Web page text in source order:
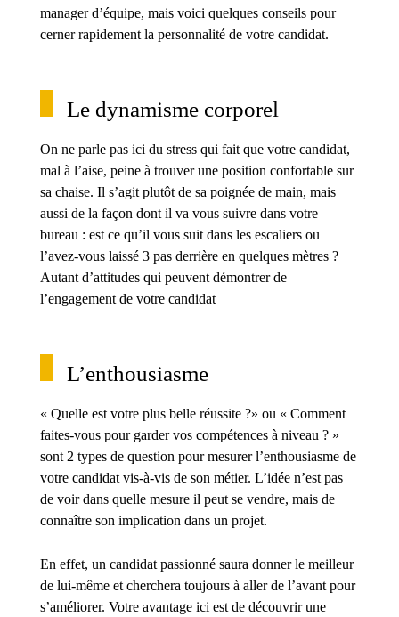
manager d’équipe, mais voici quelques conseils pour
cerner rapidement la personnalité de votre candidat.
Le dynamisme corporel
On ne parle pas ici du stress qui fait que votre candidat,
mal à l’aise, peine à trouver une position confortable sur
sa chaise. Il s’agit plutôt de sa poignée de main, mais
aussi de la façon dont il va vous suivre dans votre
bureau : est ce qu’il vous suit dans les escaliers ou
l’avez-vous laissé 3 pas derrière en quelques mètres ?
Autant d’attitudes qui peuvent démontrer de
l’engagement de votre candidat
L’enthousiasme
« Quelle est votre plus belle réussite ?» ou « Comment
faites-vous pour garder vos compétences à niveau ? »
sont 2 types de question pour mesurer l’enthousiasme de
votre candidat vis-à-vis de son métier. L’idée n’est pas
de voir dans quelle mesure il peut se vendre, mais de
connaître son implication dans un projet.
En effet, un candidat passionné saura donner le meilleur
de lui-même et cherchera toujours à aller de l’avant pour
s’améliorer. Votre avantage ici est de découvrir une